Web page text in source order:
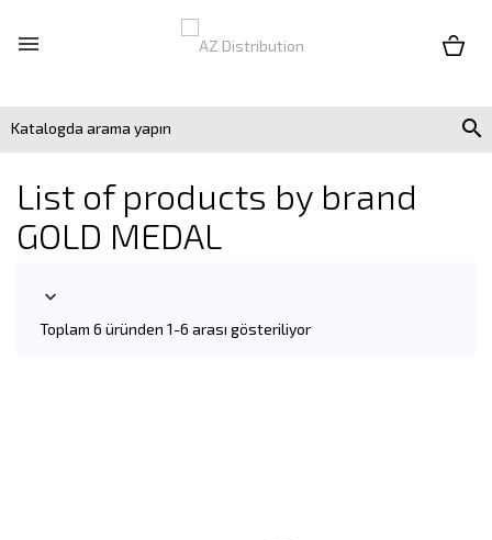


List of products by brand
GOLD MEDAL

Toplam 6 üründen 1-6 arası gösteriliyor